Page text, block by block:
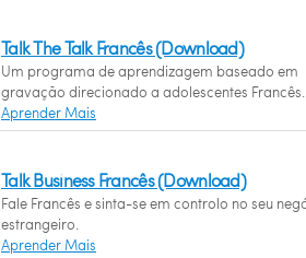
Talk The Talk Francês (Download)
Um programa de aprendizagem baseado em
gravação direcionado a adolescentes Francês.
Aprender Mais
Talk Business Francês (Download)
Fale Francês e sinta-se em controlo no seu
estrangeiro.
Aprender Mais